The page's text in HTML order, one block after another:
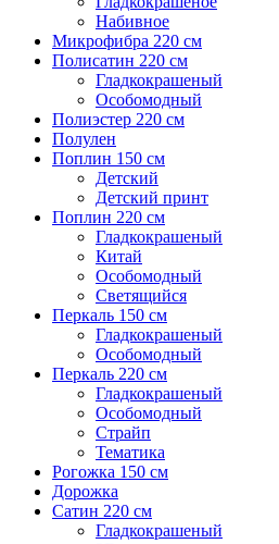
Набивное
Микрофибра 220 см
Полисатин 220 см
Гладкокрашеный
Особомодный
Полиэстер 220 см
Полулен
Поплин 150 см
Детский
Детский принт
Поплин 220 см
Гладкокрашеный
Китай
Особомодный
Светящийся
Перкаль 150 см
Гладкокрашеный
Особомодный
Перкаль 220 см
Гладкокрашеный
Особомодный
Страйп
Тематика
Рогожка 150 см
Дорожка
Сатин 220 см
Гладкокрашеный